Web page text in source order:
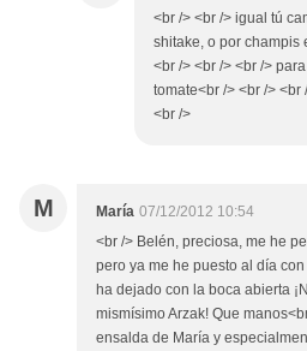
<br /> <br /> igual tú
shitake, o por champis
<br /> <br /> <br />
tomate<br /> <br /> <br
<br />
M María 07/12/2012 10:54
<br /> Belén, preciosa, me he
pero ya me he puesto al día
ha dejado con la boca abierta
mismísimo Arzak! Que
ensalda de María y